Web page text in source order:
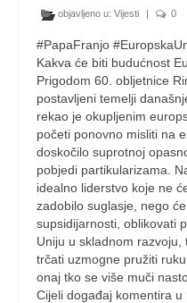
objavljeno u: Vijesti | 0
#PapaFranjo
Kakva će biti budućnost
Prigodom 60. obljetnice
postavljeni temelji
rekao je okupljenim
početi ponovno misliti na
doskočilo suprotnoj
pobjedi partikularizama.
idealno liderstvo koje ne
zadobilo suglasje, nego
supsidijarnosti, oblikovati
Uniju u skladnom
trčati uzmogne pružiti
onaj tko se više muči
Cijeli događaj komentira